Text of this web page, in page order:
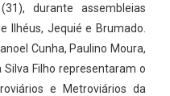
durante assembleias
Ilhéus, Jequié e Brumado.
Cunha, Paulino Moura,
Silva Filho representaram o
e Metroviários da